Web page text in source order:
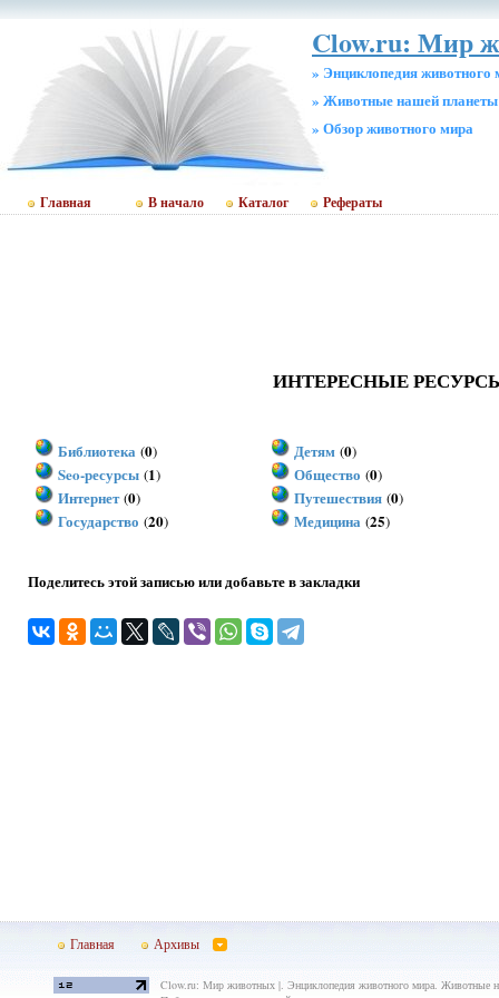
Clow.ru: Мир
» Энциклопедия животного
» Животные нашей планеты
» Обзор животного мира
Главная В начало Каталог Рефераты
ИНТЕРЕСНЫЕ
Библиотека (0) Детям (0)
Seo-ресурсы (1) Общество (0)
Интернет(0) Путешествия (0)
Государство (20) Медицина (25)
Поделитесь этой записью или добавьте в закладки
Главная Архивы
Clow.ru: Мир животных |. Энциклопедия животного мира. Животные